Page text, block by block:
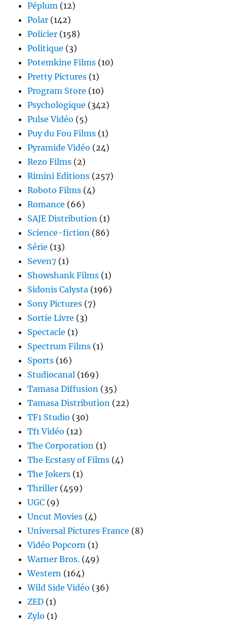
Péplum (12)
Polar (142)
Policier (158)
Politique (3)
Potemkine Films (10)
Pretty Pictures (1)
Program Store (10)
Psychologique (342)
Pulse Vidéo (5)
Puy du Fou Films (1)
Pyramide Vidéo (24)
Rezo Films (2)
Rimini Editions (257)
Roboto Films (4)
Romance (66)
SAJE Distribution (1)
Science-fiction (86)
Série (13)
Seven7 (1)
Showshank Films (1)
Sidonis Calysta (196)
Sony Pictures (7)
Sortie Livre (3)
Spectacle (1)
Spectrum Films (1)
Sports (16)
Studiocanal (169)
Tamasa Diffusion (35)
Tamasa Distribution (22)
TF1 Studio (30)
Tf1 Vidéo (12)
The Corporation (1)
The Ecstasy of Films (4)
The Jokers (1)
Thriller (459)
UGC (9)
Uncut Movies (4)
Universal Pictures France (8)
Vidéo Popcorn (1)
Warner Bros. (49)
Western (164)
Wild Side Vidéo (36)
ZED (1)
Zylo (1)